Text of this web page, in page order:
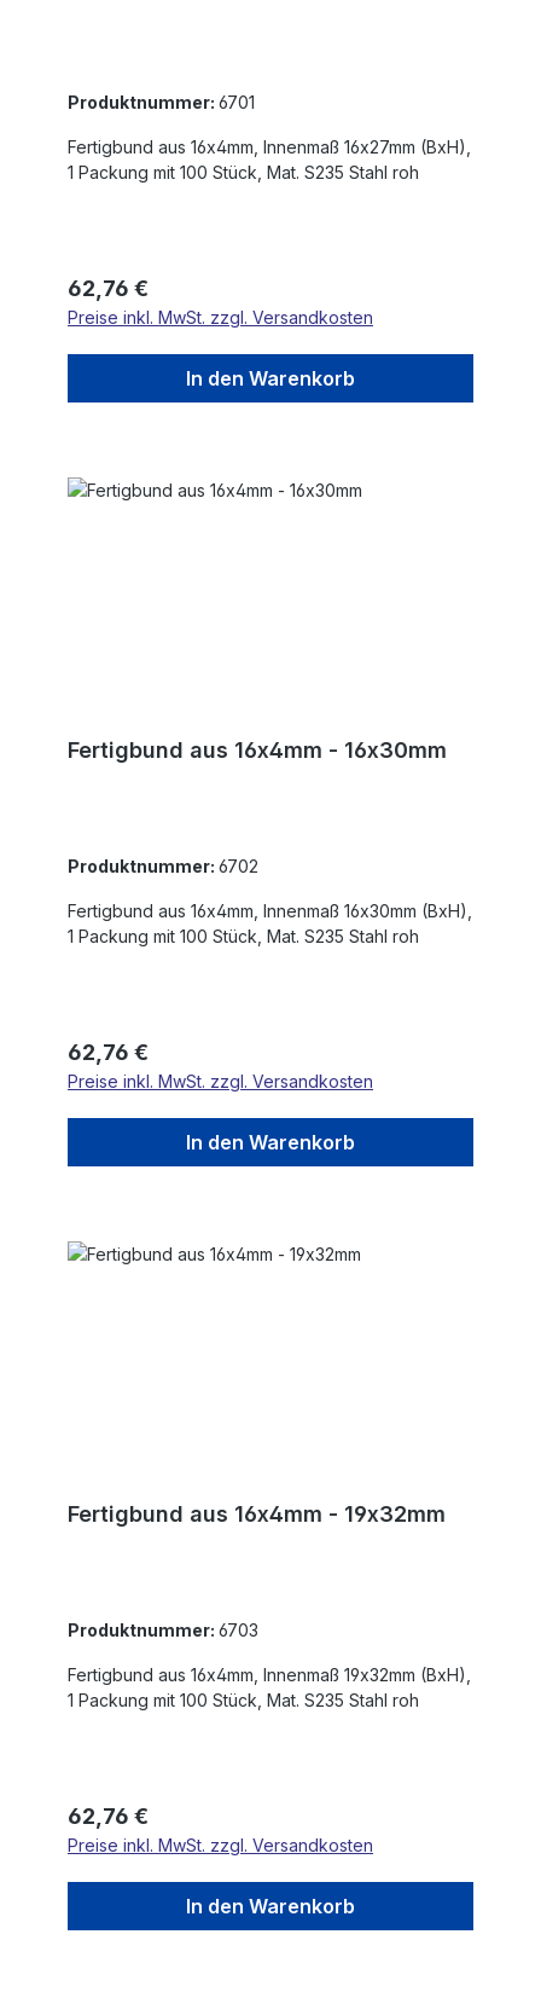
Produktnummer: 6701
Fertigbund aus 16x4mm, Innenmaß 16x27mm (BxH),
1 Packung mit 100 Stück, Mat. S235 Stahl roh
Regulärer Preis:
62,76 €
Preise inkl. MwSt. zzgl. Versandkosten
In den Warenkorb
Fertigbund aus 16x4mm - 16x30mm
Produktnummer: 6702
Fertigbund aus 16x4mm, Innenmaß 16x30mm (BxH),
1 Packung mit 100 Stück, Mat. S235 Stahl roh
Regulärer Preis:
62,76 €
Preise inkl. MwSt. zzgl. Versandkosten
In den Warenkorb
Fertigbund aus 16x4mm - 19x32mm
Produktnummer: 6703
Fertigbund aus 16x4mm, Innenmaß 19x32mm (BxH),
1 Packung mit 100 Stück, Mat. S235 Stahl roh
Regulärer Preis:
62,76 €
Preise inkl. MwSt. zzgl. Versandkosten
In den Warenkorb